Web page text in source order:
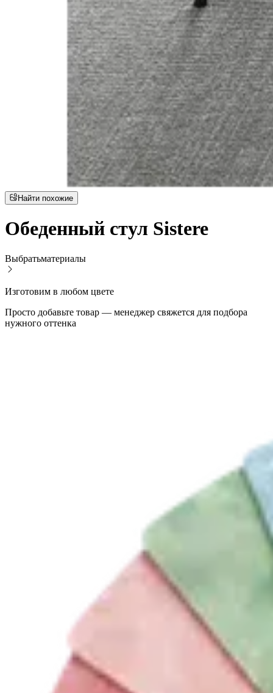
Найти похожие
Обеденный стул Sistere
Выбратьматериалы
Изготовим в любом цвете
Просто добавьте товар — менеджер свяжется для подбора
нужного оттенка